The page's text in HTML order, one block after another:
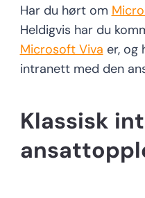
Har du hørt om
Heldigvis har du
Microsoft Viva er, og
intranett med den
Klassisk